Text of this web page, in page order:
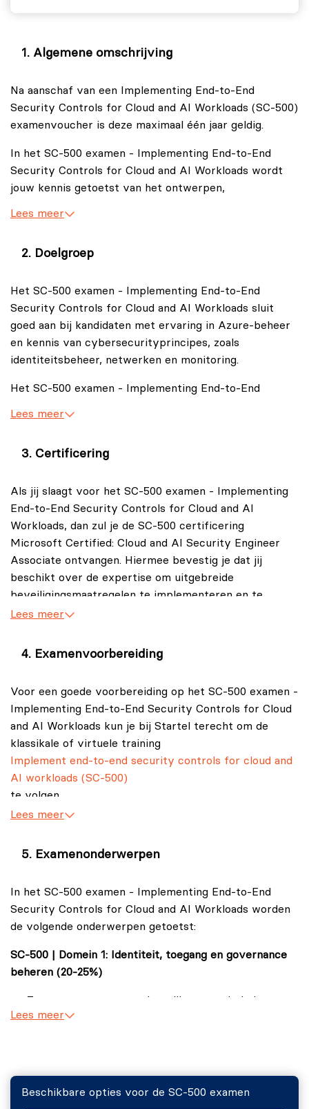
Algemene omschrijving
Na aanschaf van een Implementing End-to-End
Security Controls for Cloud and AI Workloads (SC-500)
examenvoucher is deze maximaal één jaar geldig.
In het SC-500 examen - Implementing End-to-End
Security Controls for Cloud and AI Workloads wordt
jouw kennis getoetst van het ontwerpen,
Security Controls for Cloud and AI Workloads (SC-500)
examen onderwerpen aan bod als het beschermen van
systemen, data en AI‑oplossingen tegen ongeoorloofde
toegang en het beperken van beveiligingsrisico’s.
Daarnaast is het SC-500 examen gericht op het
beveiligingspostuur binnen hedendaagse
Lees meer
Doelgroep
Het SC-500 examen - Implementing End-to-End
Security Controls for Cloud and AI Workloads sluit
goed aan bij kandidaten met ervaring in Azure‑beheer
en kennis van cybersecurityprincipes, zoals
identiteitsbeheer, netwerken en monitoring.
Het SC-500 examen - Implementing End-to-End
Security Engineers die verantwoordelijk zijn voor
ICT‑professionals die met Microsoft Azure,
Microsoft 365 of hybride omgevingen werken.
Cybersecurityspecialisten op het gebied van
identiteitsbeveiliging, netwerkbeveiliging en
databeveiliging.
Professionals die AI‑werklasten en applicaties
Lees meer
Certificering
Als jij slaagt voor het SC-500 examen - Implementing
End-to-End Security Controls for Cloud and AI
Workloads, dan zul je de SC-500 certificering
Microsoft Certified: Cloud and AI Security Engineer
Associate ontvangen. Hiermee bevestig je dat jij
beschikt over de expertise om uitgebreide
beveiligingsmaatregelen te implementeren en te
beheren binnen cloud‑ en AI‑omgevingen.
organisaties kunt ondersteunen bij het beschermen
Lees meer
Examenvoorbereiding
Voor een goede voorbereiding op het SC-500 examen -
Implementing End-to-End Security Controls for Cloud
and AI Workloads kun je bij Startel terecht om de
klassikale of virtuele training
Implement end‑to‑end security controls for cloud and
AI workloads (SC-500)
te volgen.
het Implementing End-to-End Security Controls for
je deSC-500 studiegidsdoornemen om gericht te
studeren.
Lees meer
Examenonderwerpen
In het SC-500 examen - Implementing End-to-End
Security Controls for Cloud and AI Workloads worden
de volgende onderwerpen getoetst:
SC-500 | Domein 1: Identiteit, toegang en governance
beheren (20-25%)
Toegang tot resources beveiligen met behulp van
Microsoft Entra ID.
beveiliging en regelgeving af te dwingen.
Lees meer
Beschikbare opties voor de SC-500 examen